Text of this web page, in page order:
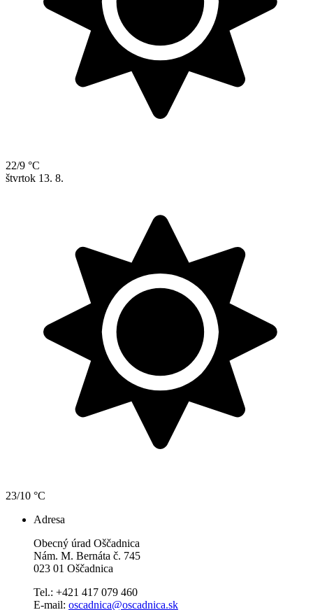
22/9 °C
štvrtok 13. 8.
23/10 °C
Adresa
Obecný úrad Oščadnica
Nám. M. Bernáta č. 745
023 01 Oščadnica
Tel.: +421 417 079 460
E-mail: oscadnica@oscadnica.sk